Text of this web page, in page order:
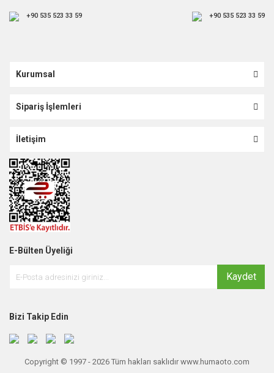
+90 535 523 33 59 +90 535 523 33 59
Kurumsal
Sipariş İşlemleri
İletişim
E-Bülten Üyeliği
Kaydet
Bizi Takip Edin
Copyright © 1997 - 2026 Tüm hakları saklıdır www.humaoto.com